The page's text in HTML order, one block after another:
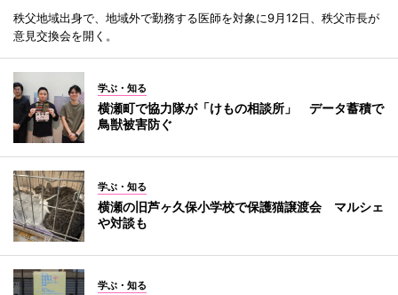
秩父地域出身で、地域外で勤務する医師を対象に9月12日、秩父市長が
意見交換会を開く。
学ぶ・知る
横瀬町で協力隊が「けもの相談所」 データ蓄積で
鳥獣被害防ぐ
学ぶ・知る
横瀬の旧芦ヶ久保小学校で保護猫譲渡会 マルシェ
や対談も
学ぶ・知る